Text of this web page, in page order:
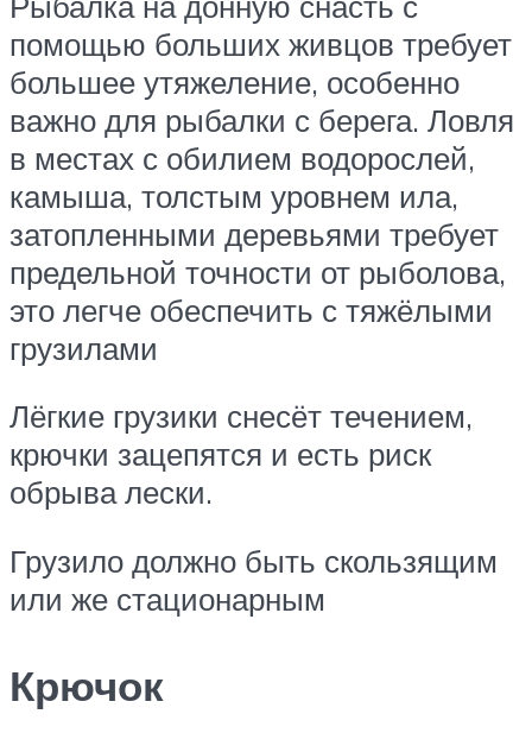
помощью больших живцов требует
большее утяжеление, особенно
важно для рыбалки с берега. Ловля
в местах с обилием водорослей,
камыша, толстым уровнем ила,
затопленными деревьями требует
предельной точности от рыболова,
это легче обеспечить с тяжёлыми
грузилами
Лёгкие грузики снесёт течением,
крючки зацепятся и есть риск
обрыва лески.
Грузило должно быть скользящим
или же стационарным
Крючок